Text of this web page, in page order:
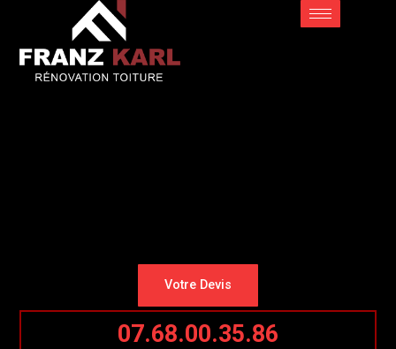
Votre Devis
07.68.00.35.86